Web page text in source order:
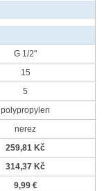
G 1/2"
15
5
polypropylen
nerez
259,81 Kč
314,37 Kč
9,99 €